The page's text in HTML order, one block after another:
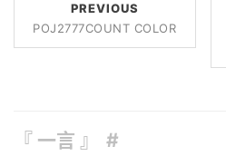
PREVIOUS
POJ2777COUNT COLOR
『 一言 』